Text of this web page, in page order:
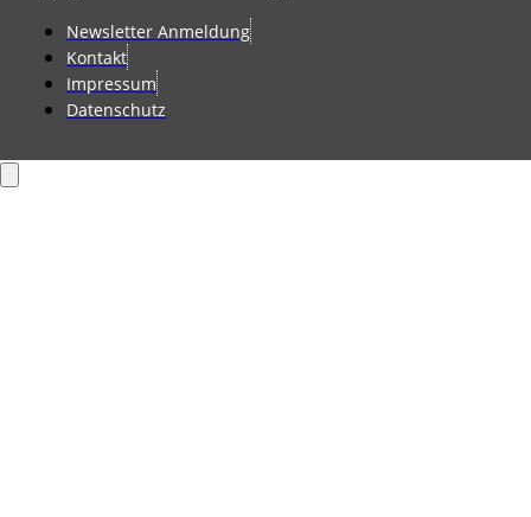
Newsletter Anmeldung
Kontakt
Impressum
Datenschutz